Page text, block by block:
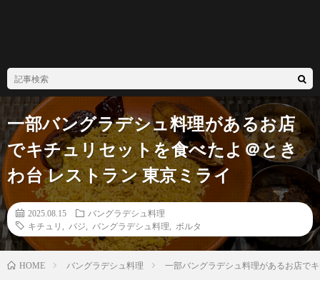
一部バングラデシュ料理があるお店
でキチュリセットを食べたよ＠とき
わ台 レストラン 東京ミライ
2025.08.15
バングラデシュ料理
キチュリ
バジ バングラデシュ料理 ボルタ
HOME バングラデシュ料理 一部バングラデシュ料理があるお店で